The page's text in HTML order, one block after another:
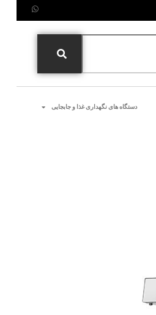
دستگاه های نگهداری غذا و جابجایی